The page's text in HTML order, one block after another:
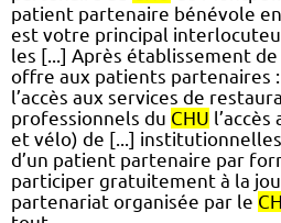
patient partenaire bénévole en
est votre principal
les [...] Après établissement
offre aux patients partenaires
l’accès aux services de
professionnels du CHU
et vélo) de [...]
d’un patient partenaire par
participer gratuitement à la
partenariat organisée par le